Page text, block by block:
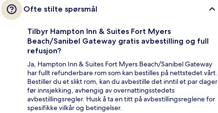
Ofte stilte spørsmål
Tilbyr Hampton Inn & Suites Fort Myers
Beach/Sanibel Gateway gratis avbestilling og full
refusjon?
Ja, Hampton Inn & Suites Fort Myers Beach/Sanibel Gateway
har fullt refunderbare rom som kan bestilles på nettstedet vårt.
Bestiller du et slikt rom, kan du avbestille det inntil et par dager
før innsjekking, avhengig av overnattingsstedets
avbestillingsregler. Husk å ta en titt på avbestillingsreglene for
spesifikke vilkår og betingelser.